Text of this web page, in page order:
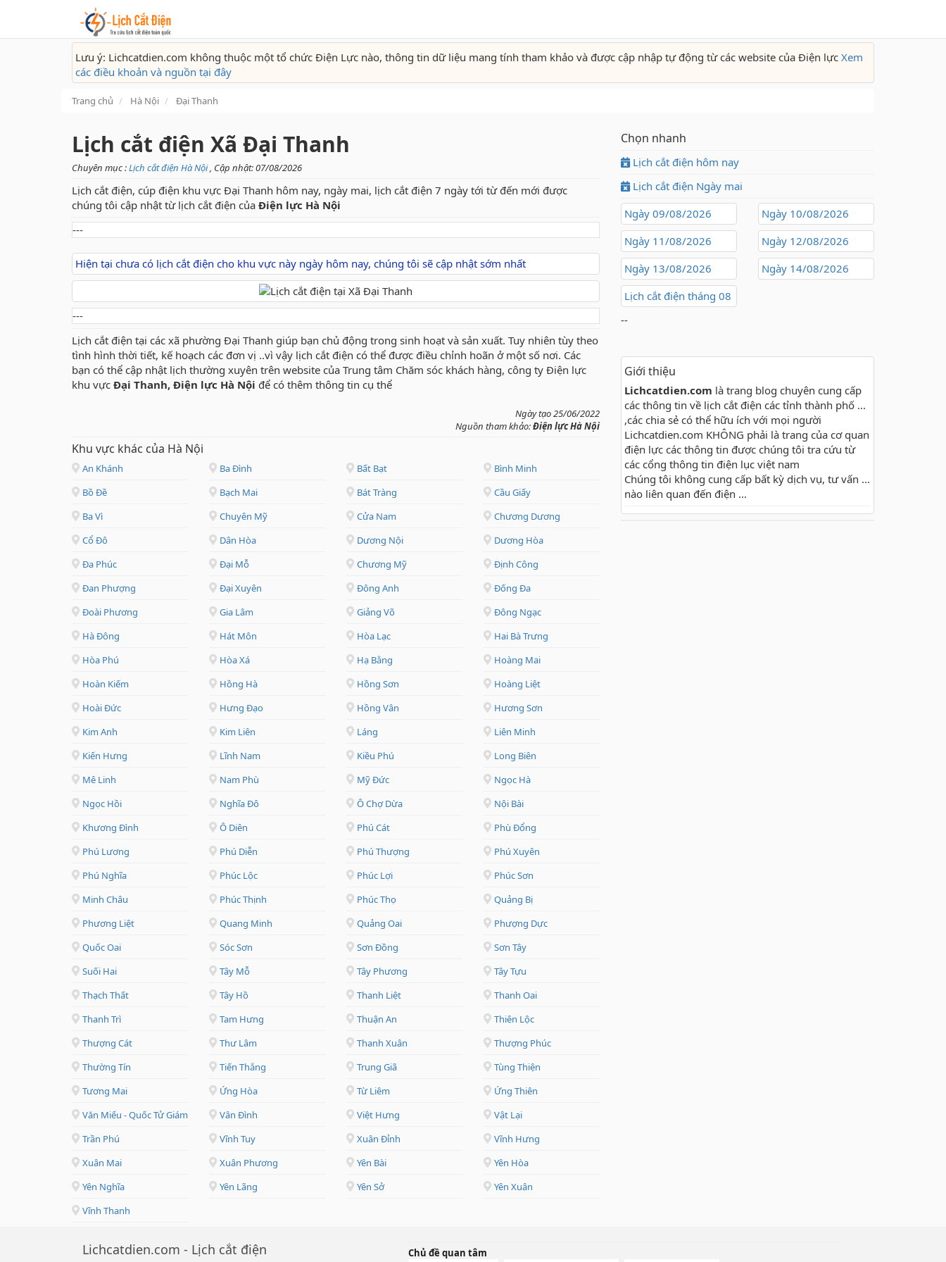
Lưu ý: Lichcatdien.com không thuộc một tổ chức Điện Lực nào, thông tin dữ liệu mang tính tham khảo và được cập nhập tự động từ các website của Điện lực Xem
các điều khoản và nguồn tại đây
Trang chủ Hà Nội Đại Thanh
Lịch cắt điện Xã Đại Thanh
Chuyên mục :Lịch cắt điện Hà Nội, Cập nhật: 07/08/2026
Lịch cắt điện, cúp điện khu vực Đại Thanh hôm nay, ngày mai, lịch cắt điện 7 ngày tới từ đến mới được
chúng tôi cập nhật từ lịch cắt điện của Điện lực Hà Nội
---
Hiện tại chưa có lịch cắt điện cho khu vực này ngày hôm nay, chúng tôi sẽ cập nhật sớm nhất
---
Lịch cắt điện tại các xã phường Đại Thanh giúp bạn chủ động trong sinh hoạt và sản xuất. Tuy nhiên tùy theo
tình hình thời tiết, kế hoạch các đơn vị ..vì vậy lịch cắt điện có thể được điều chỉnh hoãn ở một số nơi. Các
bạn có thể cập nhật lịch thường xuyên trên website của Trung tâm Chăm sóc khách hàng, công ty Điện lực
khu vực Đại Thanh, Điện lực Hà Nội để có thêm thông tin cụ thể
Ngày tạo 25/06/2022
Nguồn tham khảo:Điện lực Hà Nội
Khu vực khác của Hà Nội
An Khánh Ba Đình Bất Bạt
Bình Minh
Bồ Đề
Bạch Mai Bát Tràng
Cầu Giấy
Ba Vì
Chuyên Mỹ Cửa Nam
Chương Dương
Cổ Đô
Dân Hòa Dương Nội
Dương Hòa
Đa Phúc
Đại Mỗ Chương Mỹ
Định Công
Đan Phượng
Đại Xuyên Đông Anh
Đống Đa
Đoài Phương
Gia Lâm Giảng Võ
Đông Ngạc
Hà Đông
Hát Môn Hòa Lạc
Hai Bà Trưng
Hòa Phú
Hòa Xá Hạ Bằng
Hoàng Mai
Hoàn Kiếm
Hồng Hà Hồng Sơn
Hoàng Liệt
Hoài Đức
Hưng Đạo Hồng Vân
Hương Sơn
Kim Anh
Kim Liên Láng
Liên Minh
Kiến Hưng
Lĩnh Nam Kiều Phú
Long Biên
Mê Linh
Nam Phù Mỹ Đức
Ngọc Hà
Ngọc Hồi
Nghĩa Đô Ô Chợ Dừa
Nội Bài
Khương Đình
Ô Diên Phú Cát
Phù Đổng
Phú Lương
Phú Diễn Phú Thượng
Phú Xuyên
Phú Nghĩa
Phúc Lộc Phúc Lợi
Phúc Sơn
Minh Châu
Phúc Thịnh Phúc Thọ
Quảng Bị
Phương Liệt
Quang Minh Quảng Oai
Phượng Dực
Quốc Oai
Sóc Sơn Sơn Đồng
Sơn Tây
Suối Hai
Tây Mỗ Tây Phương
Tây Tựu
Thạch Thất
Tây Hồ Thanh Liệt
Thanh Oai
Thanh Trì
Tam Hưng Thuận An
Thiên Lộc
Thượng Cát
Thư Lâm Thanh Xuân
Thượng Phúc
Thường Tín
Tiến Thắng Trung Giã
Tùng Thiện
Tương Mai
Ứng Hòa Từ Liêm
Ứng Thiên
Văn Miếu - Quốc Tử Giám
Vân Đình Việt Hưng
Vật Lại
Trần Phú
Vĩnh Tuy Xuân Đỉnh
Vĩnh Hưng
Xuân Mai
Xuân Phương Yên Bài
Yên Hòa
Yên Nghĩa
Yên Lãng Yên Sở
Yên Xuân
Vĩnh Thanh
Chọn nhanh
Lịch cắt điện hôm nay
Lịch cắt điện Ngày mai
Ngày 09/08/2026
Ngày 10/08/2026
Ngày 11/08/2026
Ngày 12/08/2026
Ngày 13/08/2026
Ngày 14/08/2026
Lịch cắt điện tháng 08
--
Giới thiệu
Lichcatdien.com là trang blog chuyên cung cấp
các thông tin về lịch cắt điện các tỉnh thành phố ...
,các chia sẻ có thể hữu ích với mọi người
Lichcatdien.com KHÔNG phải là trang của cơ quan
điện lực các thông tin được chúng tôi tra cứu từ
các cổng thông tin điện lục việt nam
Chúng tôi không cung cấp bất kỳ dịch vụ, tư vấn ...
nào liên quan đến điện ...
Lichcatdien.com - Lịch cắt điện
Chủ đề quan tâm